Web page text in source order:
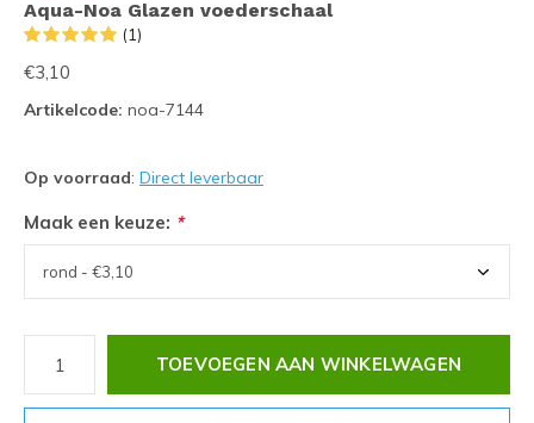
Aqua-Noa Glazen voederschaal
(1)
€3,10
Artikelcode: noa-7144
Op voorraad: Direct leverbaar
Maak een keuze: *
TOEVOEGEN AAN WINKELWAGEN